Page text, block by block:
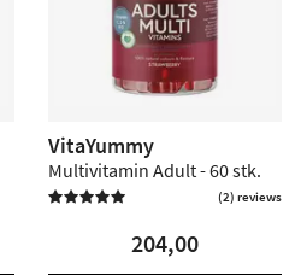
VitaYummy
Multivitamin Adult - 60 stk.
 (2) reviews
204,00